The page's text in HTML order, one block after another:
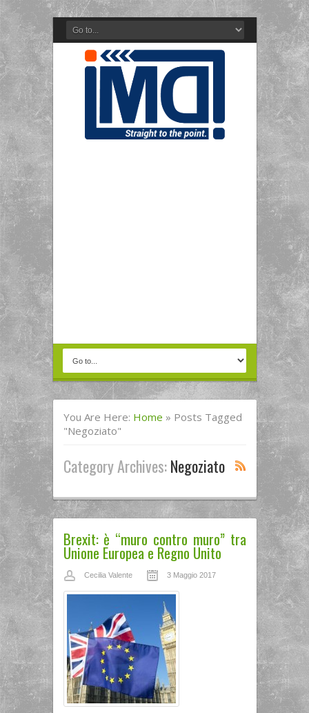
You Are Here: Home » Posts Tagged
"negoziato"
Category Archives:Negoziato
Brexit: è “muro contro muro” tra
Unione Europea e Regno Unito
Cecilia Valente 3 Maggio 2017